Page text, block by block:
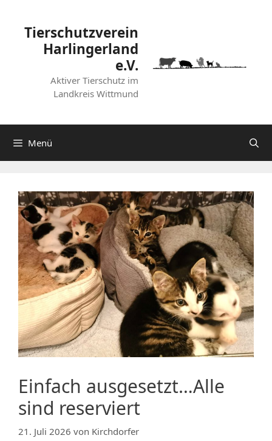
springenTierschutzverein
Harlingerland
e.V.
Aktiver Tierschutz im
Landkreis Wittmund
Menü
Einfach ausgesetzt…Alle
sind reserviert
21. Juli 2026 von Kirchdorfer